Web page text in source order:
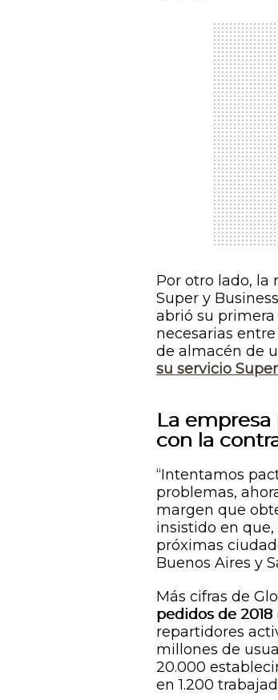
Por otro lado, la
Super y
abrió su primera
necesarias
de almacén de
su servicio
La
con la
“Intentamos
problemas,
margen que
insistido en que,
próximas
Buenos Aires y
Más cifras de
pedidos de 2018
repartidores
millones de
20.000
en 1.200